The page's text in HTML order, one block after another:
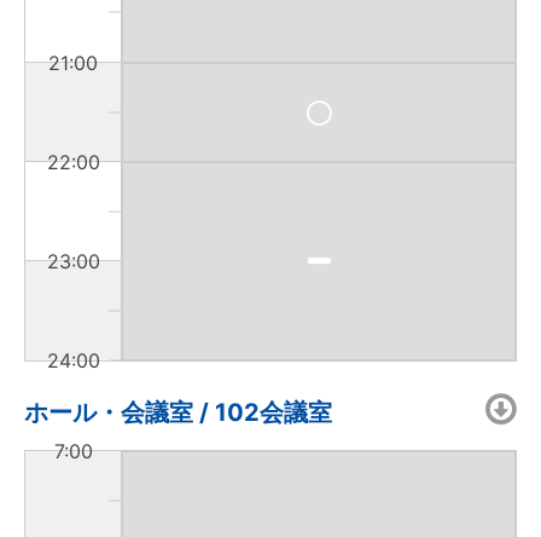
21:00
22:00
23:00
24:00
ホール・会議室 / 102会議室
7:00